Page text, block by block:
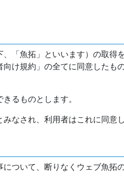
「魚拓」といいます）の取得
け規約」の全てに同意したも
るものとします。
なされ、利用者はこれに同意し
ついて、断りなくウェブ魚拓